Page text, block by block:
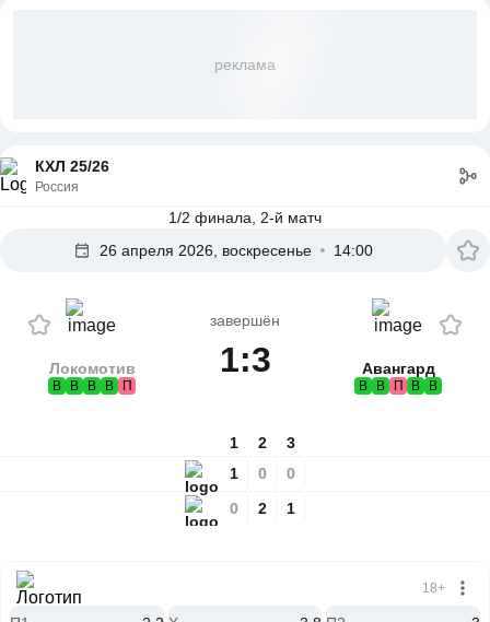
реклама
КХЛ 25/26
Россия
1/2 финала, 2-й матч
26 апреля 2026, воскресенье
14:00
Локомотив
В В В В П
завершён
1:3 Авангард
В В П В В
1
1
0
2
0
2
3
0
1
18+